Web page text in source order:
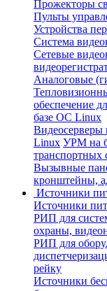
Прожекторы
Пульты
Устройства
Система
Сетевые
Аналоговые
обеспечение
базе ОС Linux
Видеосерверы
Linux УРМ на
транспортных
Вызывные
кронштейны,
Источники
Источники
РИП для
охраны,
РИП для
рейку
Источники